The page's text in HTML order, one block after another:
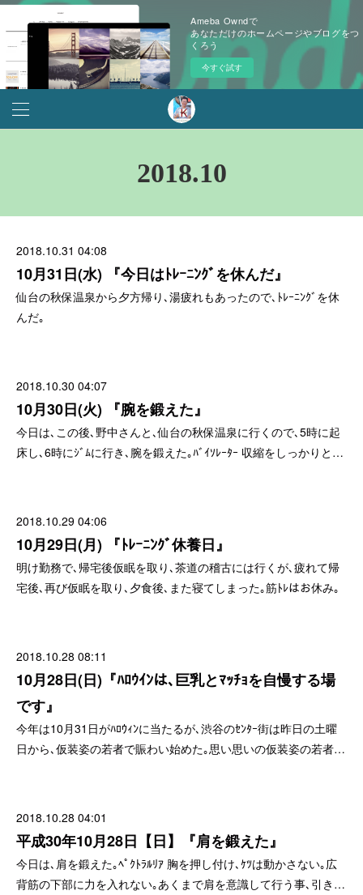
Ameba Owndで
あなただけのホームページやブログをつ
くろう
今すぐ試す
2018.10
2018.10.31 04:08
10月31日(水) 『今日はﾄﾚｰﾆﾝｸﾞを休んだ』
仙台の秋保温泉から夕方帰り､湯疲れもあったので､ﾄﾚｰﾆﾝｸﾞを休
んだ｡
2018.10.30 04:07
10月30日(火) 『腕を鍛えた』
今日は､この後､野中さんと､仙台の秋保温泉に行くので､5時に起
床し､6時にｼﾞﾑに行き､腕を鍛えた｡ﾊﾞｲｿﾚｰﾀｰ 収縮をしっかりと…
2018.10.29 04:06
10月29日(月) 『ﾄﾚｰﾆﾝｸﾞ休養日』
明け勤務で､帰宅後仮眠を取り､茶道の稽古には行くが､疲れて帰
宅後､再び仮眠を取り､夕食後､また寝てしまった｡筋ﾄﾚはお休み｡
2018.10.28 08:11
10月28日(日)『ﾊﾛｳｲﾝは､巨乳とﾏｯﾁｮを自慢する場
です』
今年は10月31日がﾊﾛｳｨﾝに当たるが､渋谷のｾﾝﾀｰ街は昨日の土曜
日から､仮装姿の若者で賑わい始めた｡思い思いの仮装姿の若者…
2018.10.28 04:01
平成30年10月28日【日】『肩を鍛えた』
今日は､肩を鍛えた｡ﾍﾟｸﾄﾗﾙﾘｱ 胸を押し付け､ｹﾂは動かさない｡広
背筋の下部に力を入れない｡あくまで肩を意識して行う事､引き…